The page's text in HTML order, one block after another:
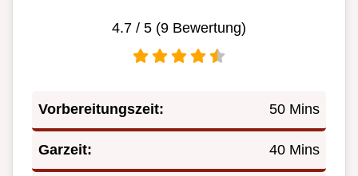
4.7 / 5 (9 Bewertung)
Vorbereitungszeit: 50 Mins
Garzeit: 40 Mins